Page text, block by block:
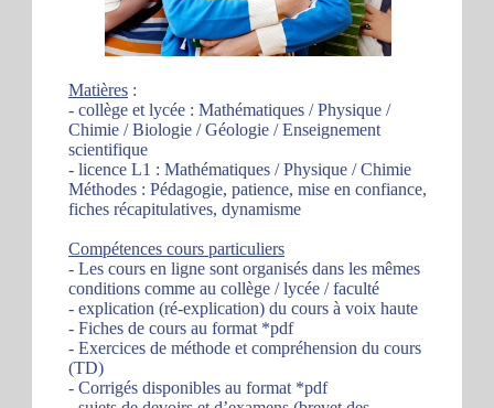
Matières :
- collège et lycée : Mathématiques / Physique /
Chimie / Biologie / Géologie / Enseignement
scientifique
- licence L1 : Mathématiques / Physique / Chimie
Méthodes : Pédagogie, patience, mise en confiance,
fiches récapitulatives, dynamisme
Compétences cours particuliers
- Les cours en ligne sont organisés dans les mêmes
conditions comme au collège / lycée / faculté
- explication (ré-explication) du cours à voix haute
- Fiches de cours au format *pdf
- Exercices de méthode et compréhension du cours
(TD)
- Corrigés disponibles au format *pdf